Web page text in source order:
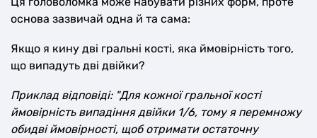
основа зазвичай одна й та сама:
Якщо я кину дві гральні кості, яка ймовірність того,
що випадуть дві двійки?
Приклад відповіді: "Для кожної гральної кості
ймовірність випадіння двійки 1/6, тому я перемножу
обидві ймовірності, щоб отримати остаточну